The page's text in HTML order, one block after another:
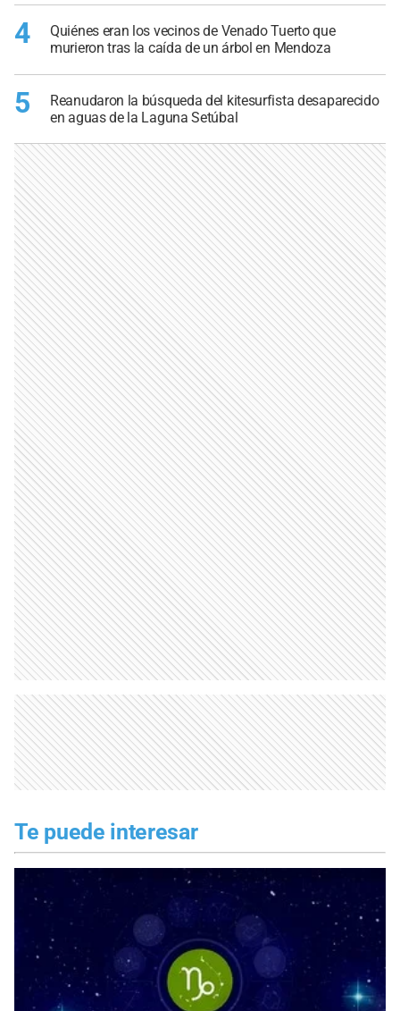
4
Quiénes eran los vecinos de Venado Tuerto que
murieron tras la caída de un árbol en Mendoza
5
Reanudaron la búsqueda del kitesurfista desaparecido
en aguas de la Laguna Setúbal
Te puede interesar